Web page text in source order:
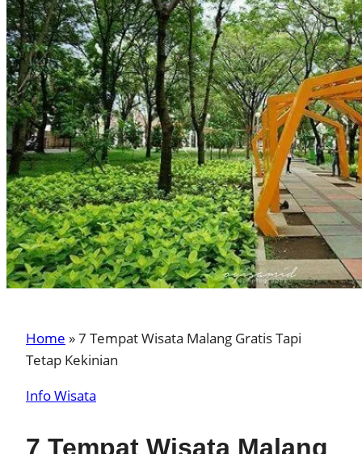
Home »7 Tempat Wisata Malang Gratis Tapi
Tetap Kekinian
Info Wisata
7 Tempat Wisata Malang